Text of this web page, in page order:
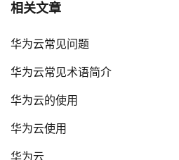
相关文章
华为云常见问题
华为云常见术语简介
华为云的使用
华为云使用
华为云